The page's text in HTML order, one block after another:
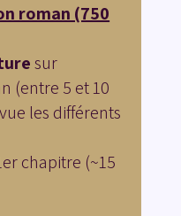
roman (750
sur
(entre 5 et 10
les différents
chapitre (~15